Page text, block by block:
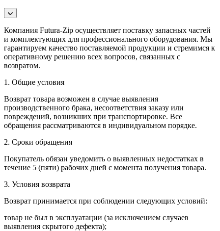
Компания Futura-Zip осуществляет поставку запасных частей
и комплектующих для профессионального оборудования. Мы
гарантируем качество поставляемой продукции и стремимся к
оперативному решению всех вопросов, связанных с
возвратом.
1. Общие условия
Возврат товара возможен в случае выявления
производственного брака, несоответствия заказу или
повреждений, возникших при транспортировке. Все
обращения рассматриваются в индивидуальном порядке.
2. Сроки обращения
Покупатель обязан уведомить о выявленных недостатках в
течение 5 (пяти) рабочих дней с момента получения товара.
3. Условия возврата
Возврат принимается при соблюдении следующих условий:
товар не был в эксплуатации (за исключением случаев
выявления скрытого дефекта);